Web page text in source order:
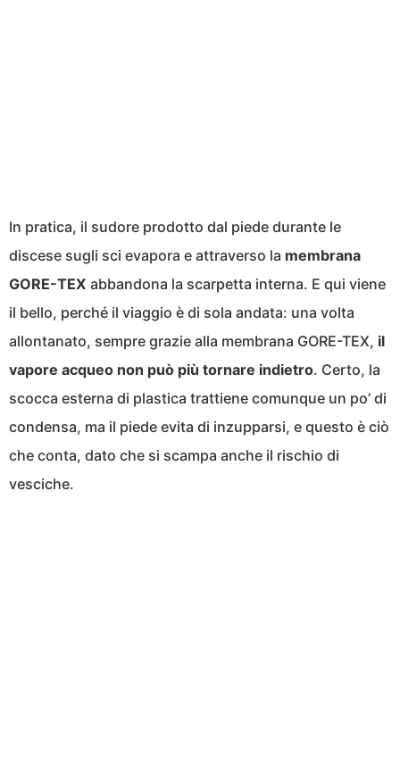
In pratica, il sudore prodotto dal piede durante le
discese sugli sci evapora e attraverso la membrana
GORE-TEX abbandona la scarpetta interna. E qui viene
il bello, perché il viaggio è di sola andata: una volta
allontanato, sempre grazie alla membrana GORE-TEX, il
vapore acqueo non può più tornare indietro. Certo, la
scocca esterna di plastica trattiene comunque un po’ di
condensa, ma il piede evita di inzupparsi, e questo è ciò
che conta, dato che si scampa anche il rischio di
vesciche.